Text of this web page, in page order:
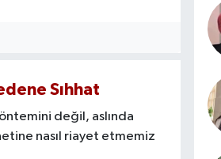
Sıhhat
değil, aslında
nasıl riayet etmemiz